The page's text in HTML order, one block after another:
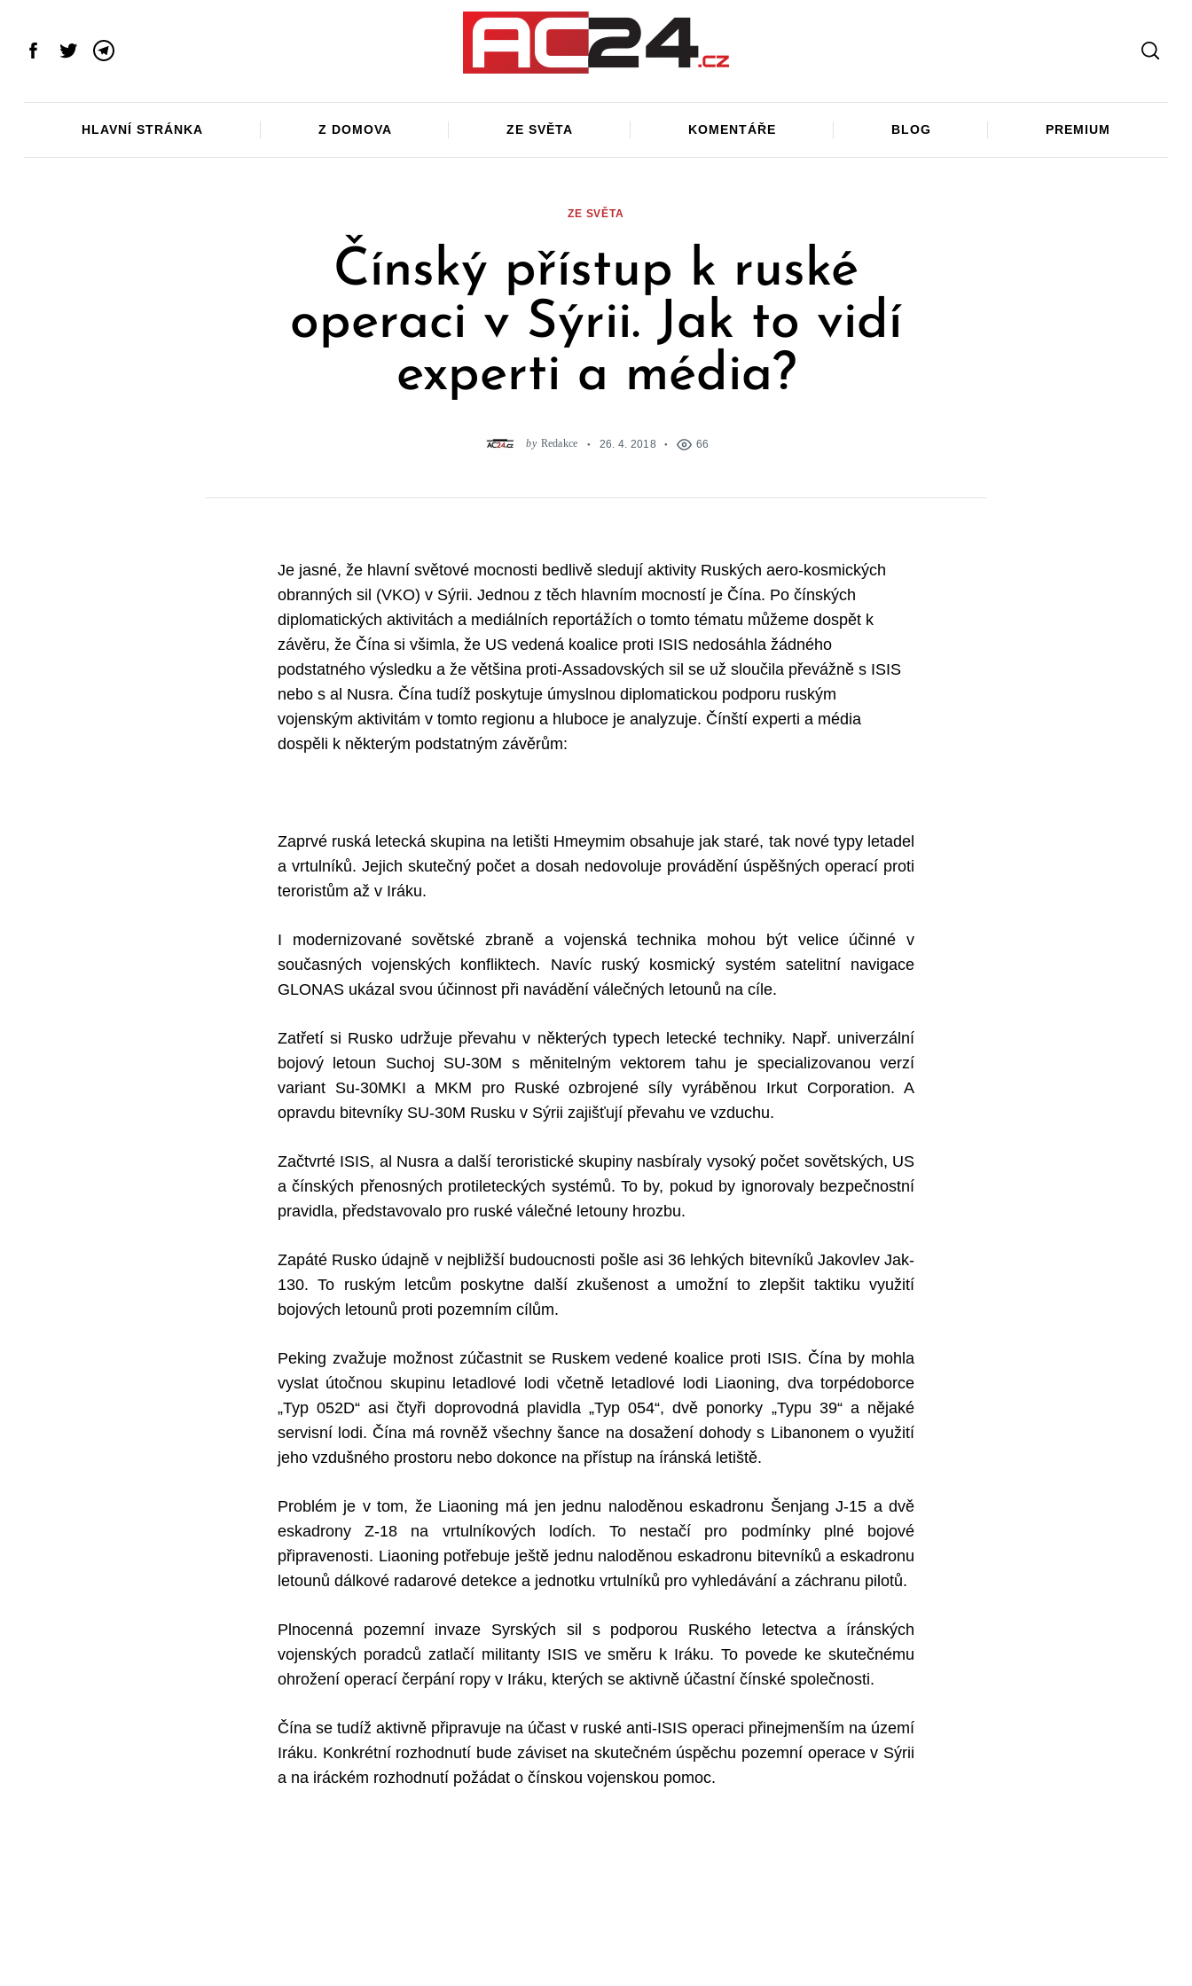
contentFacebook
TwitterTelegram
HLAVNÍ STRÁNKA Z DOMOVA ZE SVĚTA KOMENTÁŘE BLOG PREMIUM
ZE SVĚTA
Čínský přístup k ruské
operaci v Sýrii. Jak to vidí
experti a média?
by Redakce 26. 4. 2018 66
Je jasné, že hlavní světové mocnosti bedlivě sledují aktivity Ruských aero-kosmických
obranných sil (VKO) v Sýrii. Jednou z těch hlavním mocností je Čína. Po čínských
diplomatických aktivitách a mediálních reportážích o tomto tématu můžeme dospět k
závěru, že Čína si všimla, že US vedená koalice proti ISIS nedosáhla žádného
podstatného výsledku a že většina proti-Assadovských sil se už sloučila převážně s ISIS
nebo s al Nusra. Čína tudíž poskytuje úmyslnou diplomatickou podporu ruským
vojenským aktivitám v tomto regionu a hluboce je analyzuje. Čínští experti a média
dospěli k některým podstatným závěrům:
Zaprvé ruská letecká skupina na letišti Hmeymim obsahuje jak staré, tak nové typy letadel
a vrtulníků. Jejich skutečný počet a dosah nedovoluje provádění úspěšných operací proti
teroristům až v Iráku.
I modernizované sovětské zbraně a vojenská technika mohou být velice účinné v
současných vojenských konfliktech. Navíc ruský kosmický systém satelitní navigace
GLONAS ukázal svou účinnost při navádění válečných letounů na cíle.
Zatřetí si Rusko udržuje převahu v některých typech letecké techniky. Např. univerzální
bojový letoun Suchoj SU-30M s měnitelným vektorem tahu je specializovanou verzí
variant Su-30MKI a MKM pro Ruské ozbrojené síly vyráběnou Irkut Corporation. A
opravdu bitevníky SU-30M Rusku v Sýrii zajišťují převahu ve vzduchu.
Začtvrté ISIS, al Nusra a další teroristické skupiny nasbíraly vysoký počet sovětských, US
a čínských přenosných protileteckých systémů. To by, pokud by ignorovaly bezpečnostní
pravidla, představovalo pro ruské válečné letouny hrozbu.
Zapáté Rusko údajně v nejbližší budoucnosti pošle asi 36 lehkých bitevníků Jakovlev Jak-
130. To ruským letcům poskytne další zkušenost a umožní to zlepšit taktiku využití
bojových letounů proti pozemním cílům.
Peking zvažuje možnost zúčastnit se Ruskem vedené koalice proti ISIS. Čína by mohla
vyslat útočnou skupinu letadlové lodi včetně letadlové lodi Liaoning, dva torpédoborce
„Typ 052D“ asi čtyři doprovodná plavidla „Typ 054“, dvě ponorky „Typu 39“ a nějaké
servisní lodi. Čína má rovněž všechny šance na dosažení dohody s Libanonem o využití
jeho vzdušného prostoru nebo dokonce na přístup na íránská letiště.
Problém je v tom, že Liaoning má jen jednu naloděnou eskadronu Šenjang J-15 a dvě
eskadrony Z-18 na vrtulníkových lodích. To nestačí pro podmínky plné bojové
připravenosti. Liaoning potřebuje ještě jednu naloděnou eskadronu bitevníků a eskadronu
letounů dálkové radarové detekce a jednotku vrtulníků pro vyhledávání a záchranu pilotů.
Plnocenná pozemní invaze Syrských sil s podporou Ruského letectva a íránských
vojenských poradců zatlačí militanty ISIS ve směru k Iráku. To povede ke skutečnému
ohrožení operací čerpání ropy v Iráku, kterých se aktivně účastní čínské společnosti.
Čína se tudíž aktivně připravuje na účast v ruské anti-ISIS operaci přinejmenším na území
Iráku. Konkrétní rozhodnutí bude záviset na skutečném úspěchu pozemní operace v Sýrii
a na iráckém rozhodnutí požádat o čínskou vojenskou pomoc.